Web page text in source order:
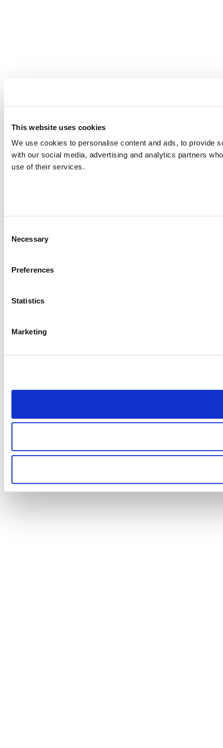
This website uses cookies
We use cookies to personalise content and ads, to provide
with our social media, advertising and analytics partners
use of their services.
Selection
Necessary
Preferences
Statistics
Marketing